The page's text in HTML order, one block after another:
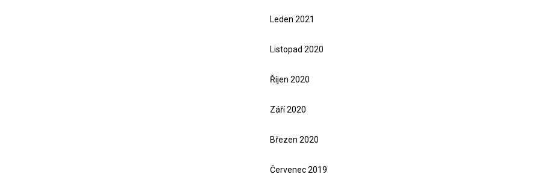
Leden 2021
Listopad 2020
Říjen 2020
Září 2020
Březen 2020
Červenec 2019